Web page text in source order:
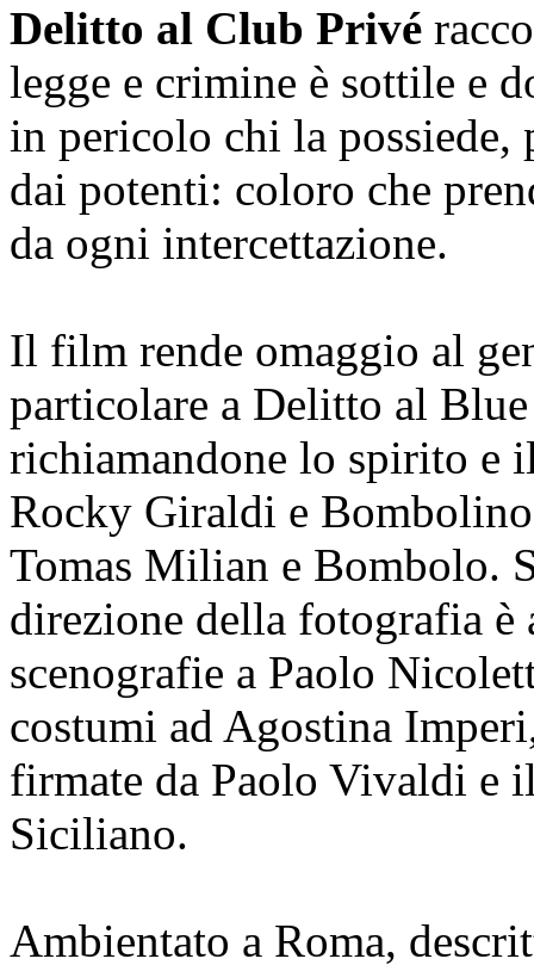
Delitto al Club Privé
legge e crimine è sottile e
in pericolo chi la possiede,
dai potenti: coloro che
da ogni intercettazione.
Il film rende omaggio al
particolare a Delitto al
richiamandone lo spirito e
Rocky Giraldi e
Tomas Milian e Bombolo.
direzione della fotografia
scenografie a Paolo
costumi ad Agostina
firmate da Paolo Vivaldi e
Siciliano.
Ambientato a Roma,